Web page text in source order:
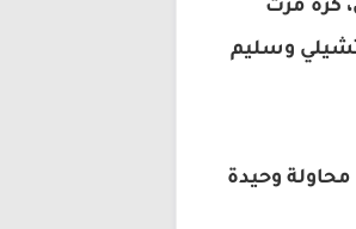
كرة مرت
تشيلي وسليم
وحيدة